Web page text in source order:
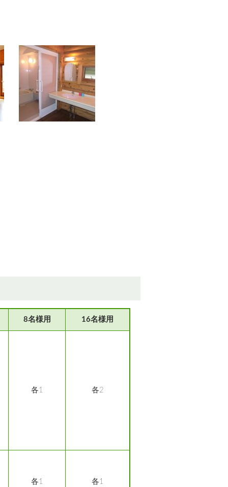
8名様用 16名様用
各1 各2
各1 各1